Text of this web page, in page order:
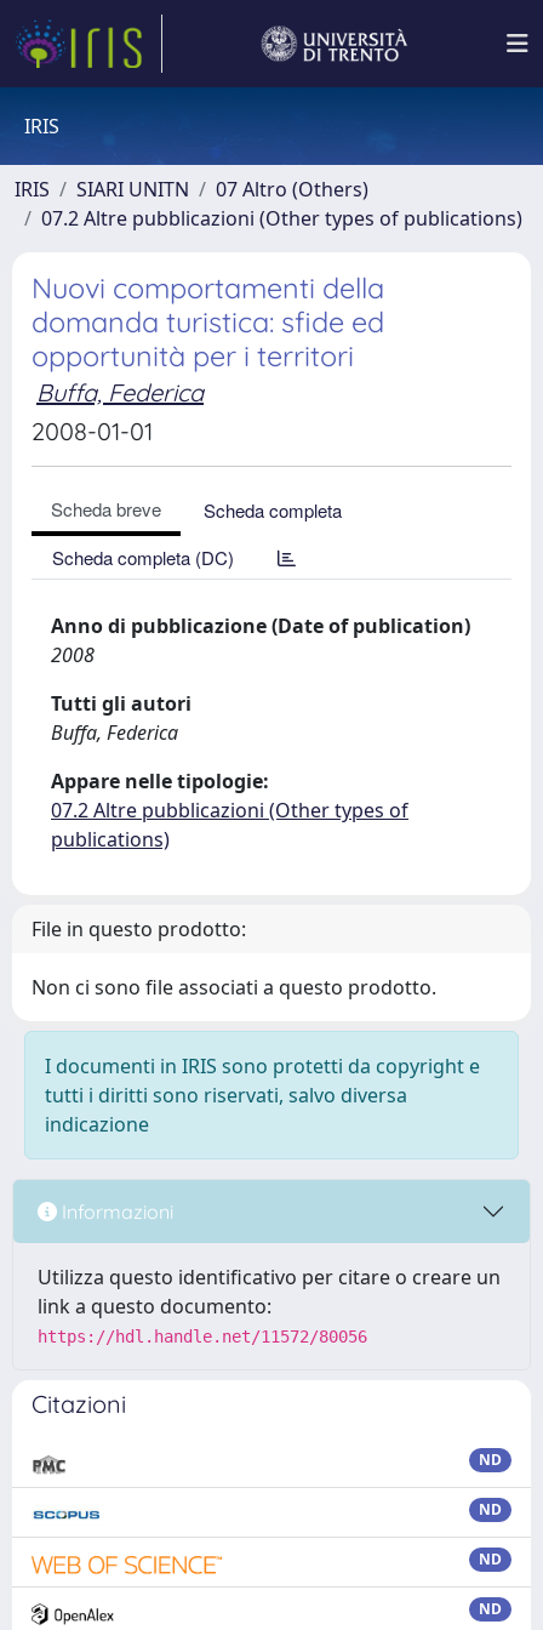
IRIS
IRIS SIARI UNITN
07 Altro (Others)
07.2 Altre pubblicazioni (Other types of publications)
Nuovi comportamenti della
domanda turistica: sfide ed
opportunità per i territori
Buffa, Federica
2008-01-01
Scheda breve
Scheda completa
Scheda completa (DC)
Anno di pubblicazione (Date of publication)
2008
Tutti gli autori
Buffa, Federica
Appare nelle tipologie:
07.2 Altre pubblicazioni (Other types of
publications)
File in questo prodotto:
Non ci sono file associati a questo prodotto.
I documenti in IRIS sono protetti da copyright e
tutti i diritti sono riservati, salvo diversa
indicazione
Informazioni
Utilizza questo identificativo per citare o creare un
link a questo documento:
https://hdl.handle.net/11572/80056
Citazioni
ND
ND
ND
ND